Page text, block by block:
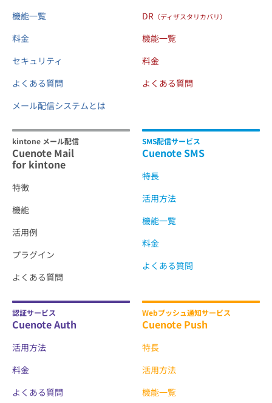
機能一覧
料金
セキュリティ
よくある質問
メール配信システムとは
DR （ディザスタリカバリ）
機能一覧
料金
よくある質問
kintone メール配信
Cuenote Mail
for kintone
特徴
機能
活用例
プラグイン
よくある質問
SMS配信サービス
Cuenote SMS
特長
活用方法
機能一覧
料金
よくある質問
認証サービス
Cuenote Auth
活用方法
料金
よくある質問
Webプッシュ通知サービス
Cuenote Push
特長
活用方法
機能一覧